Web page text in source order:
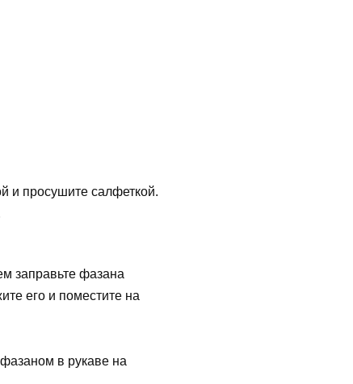
и просушите салфеткой.
заправьте фазана
его и поместите на
в рукаве на